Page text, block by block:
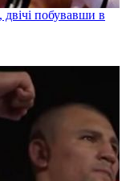
побувавши в